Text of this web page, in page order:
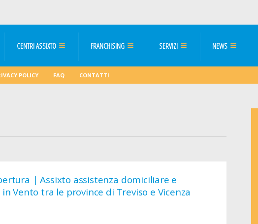
CENTRI ASSIXTO FRANCHISING SERVIZI NEWS
POLICY FAQ CONTATTI
| Assixto assistenza domiciliare e
Vento tra le province di Treviso e Vicenza